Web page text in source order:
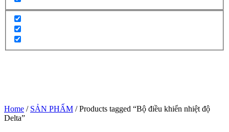
Home / SẢN PHẨM / Products tagged “Bộ điều khiển nhiệt độ
Delta”